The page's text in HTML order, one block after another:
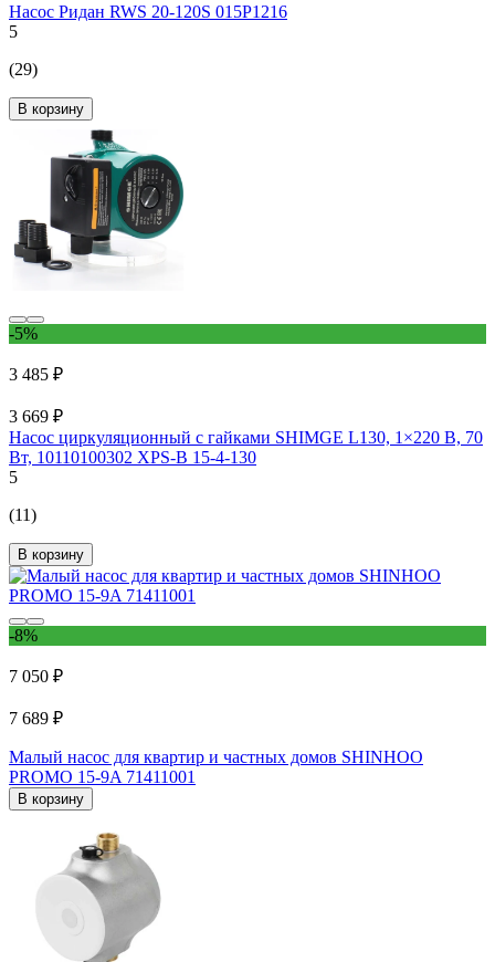
Насос Ридан RWS 20-120S 015P1216
5
(29)
В корзину
-5%
3 485 ₽
3 669 ₽
Насос циркуляционный с гайками SHIMGE L130, 1×220 В, 70
Вт, 10110100302 XPS-B 15-4-130
5
(11)
В корзину
-8%
7 050 ₽
7 689 ₽
Малый насос для квартир и частных домов SHINHOO
PROMO 15-9A 71411001
В корзину